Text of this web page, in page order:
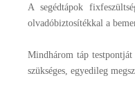
A segédtápok
olvadóbiztosítékkal a
Mindhárom táp testpontját
szükséges, egyedileg